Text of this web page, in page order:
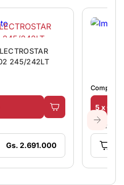
245/242LT
Gs. 2.691.000
Comprá
5 x Gs.
O